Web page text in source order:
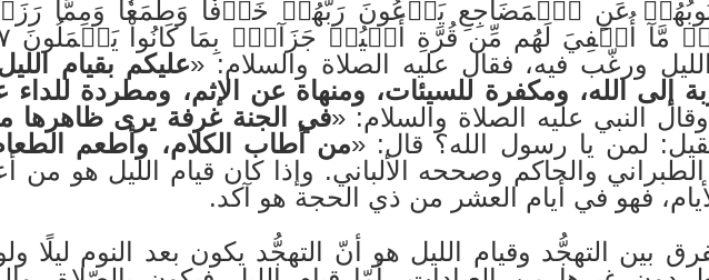
ورغّب فيه، فقال عليه الصلاة والسلام: «عليكم بقيام
إلى الله، ومكفرة للسيئات، ومنهاة عن الإثم، ومطردة
النبي عليه الصلاة والسلام: «في الجنة غرفة يرى ظاهرها
لمن يا رسول الله؟ قال: «من أطاب الكلام، وأطعم
والحاكم وصححه الألباني. وإذا كان قيام الليل هو من
فهو في أيام العشر من ذي الحجة هو آكد.
بين التهجُّد وقيام الليل هو أنّ التهجُّد يكون بعد النوم ليلًا